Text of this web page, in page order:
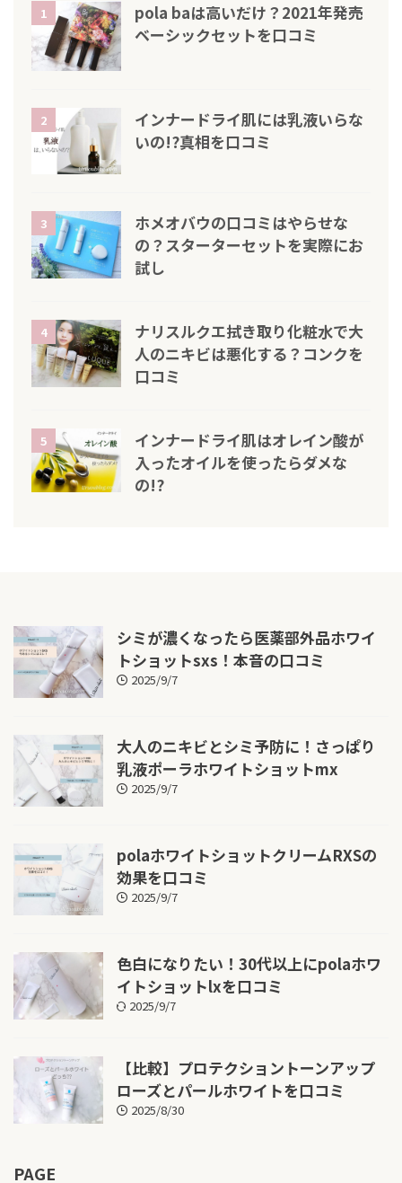
1
pola baは高いだけ？2021年発売
ベーシックセットを口コミ
2
インナードライ肌には乳液いらな
いの!?真相を口コミ
3
ホメオバウの口コミはやらせな
の？スターターセットを実際にお
試し
4
ナリスルクエ拭き取り化粧水で大
人のニキビは悪化する？コンクを
口コミ
5
インナードライ肌はオレイン酸が
入ったオイルを使ったらダメな
の!?
シミが濃くなったら医薬部外品ホワイ
トショットsxs！本音の口コミ
2025/9/7
大人のニキビとシミ予防に！さっぱり
乳液ポーラホワイトショットmx
2025/9/7
polaホワイトショットクリームRXSの
効果を口コミ
2025/9/7
色白になりたい！30代以上にpolaホワ
イトショットlxを口コミ
2025/9/7
【比較】プロテクショントーンアップ
ローズとパールホワイトを口コミ
2025/8/30
PAGE